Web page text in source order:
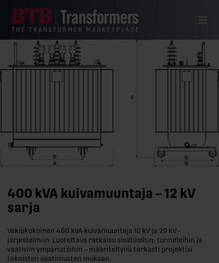
Valikko
400 kVA kuivamuuntaja – 12 kV
sarja
Vakiokokoinen 400 kVA kuivamuuntaja 10 kV ja 20 kV -
järjestelmiin. Luotettava ratkaisu sisätiloihin, tunneleihin ja
vaativiin ympäristöihin – määriteltynä tarkasti projektisi
teknisten vaatimusten mukaan.